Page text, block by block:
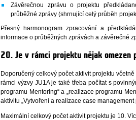
Závěrečnou zprávu o projektu
průběžné zprávy (shrnující celý průběh
Přesný harmonogram zpracování a
informace o průběžných zprávách a závěrečné
20. Je v rámci projektu nějak omezen
Doporučený celkový počet aktivit projektu
rámci výzvy JU1A je také třeba počítat s
programu Mentoring“ a „realizace programu
aktivitu „Vytvoření a realizace case management
Maximální celkový počet aktivit projektu je 10.